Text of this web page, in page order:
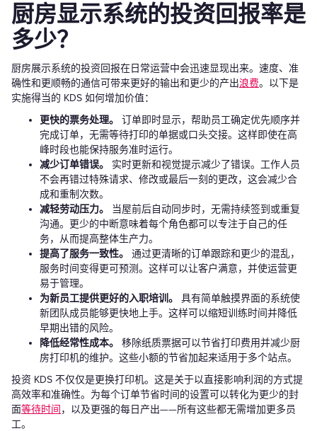
厨房显示系统的投资回报率是
多少？
厨房展示系统的投资回报在日常运营中会迅速显现出来。速度、准
确性和更顺畅的通信可带来更好的输出和更少的产出浪费。以下是
实施得当的 KDS 如何增加价值：
更快的票务处理。 订单即时显示，帮助员工确定优先顺序并
完成订单，无需等待打印的单据或口头交接。这样即使在高
峰时段也能保持服务准时运行。
减少订单错误。 实时更新和视觉提示减少了错误。工作人员
不会再错过特殊请求、修改或最后一刻的更改，这会减少合
成和重制次数。
减轻劳动压力。 当屋前后自动同步时，无需持续签到或重复
沟通。更少的中断意味着每个角色都可以专注于自己的任
务，从而提高整体生产力。
提高了服务一致性。 通过更清晰的订单跟踪和更少的混乱，
服务时间变得更可预测。这样可以让客户满意，并使运营更
易于管理。
为新员工提供更好的入职培训。 具有简单触摸界面的系统使
新团队成员能够更快地上手。这样可以缩短训练时间并降低
早期出错的风险。
降低经常性成本。 移除纸质票据可以节省打印费用并减少厨
房打印机的维护。这些小额的节省加起来适用于多个站点。
投资 KDS 不仅仅是更换打印机。这是关于以直接影响利润的方式提
高效率和准确性。为每个订单节省时间的设置可以转化为更少的封
面等待时间 ，以及更强的每日产出——所有这些都无需增加更多员
工。